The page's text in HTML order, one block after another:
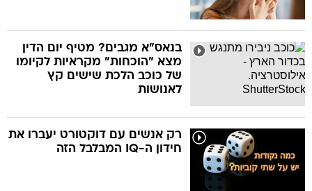
בנאס"א מגבים? מטיף יום הדין
מצא "הוכחות" מקראיות לקיומו
של כוכב הלכת שישים קץ
לאנושות
רק אנשים עם דוקטורט יעברו את
חידון ה-IQ המבלבל הזה